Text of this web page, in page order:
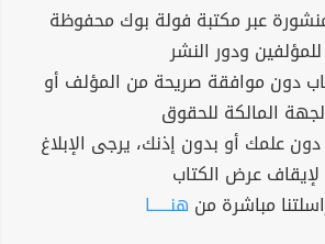
عبر مكتبة فولة بوك محفوظة
للمؤلفين ودور النشر
دون موافقة صريحة من المؤلف أو
المالكة للحقوق
علمك أو بدون إذنك، يرجى الإبلاغ
لإيقاف عرض الكتاب
مباشرة من هنــــــا